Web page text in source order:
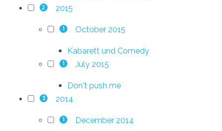
2 2015
1 October 2015
Kabarett und Comedy
1 July 2015
Don't push me
3 2014
1 December 2014